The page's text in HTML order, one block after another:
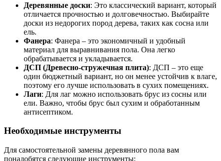
Деревянные доски: Это классический вариант, который
отличается прочностью и долговечностью. Выбирайте
доски из недорогих пород дерева, таких как сосна или
ель.
Фанера: Фанера – это экономичный и удобный
материал для выравнивания пола. Она легко
обрабатывается и укладывается.
ДСП (Древесно-стружечная плита): ДСП – это еще
один бюджетный вариант, но он менее устойчив к влаге,
поэтому его лучше использовать в сухих помещениях.
Лаги: Для лаг можно использовать брус из сосны или
ели. Важно, чтобы брус был сухим и обработанным
антисептиком.
Необходимые инструменты
Для самостоятельной замены деревянного пола вам
понадобятся следующие инструменты: